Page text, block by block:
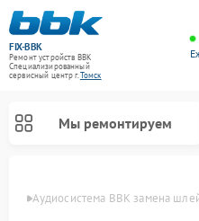
FIX-BBK
Ремонт устройств BBK
Специализированный
cервисный центр г.Томск
Мы ремонтируем
Аудиосистема BBK замена